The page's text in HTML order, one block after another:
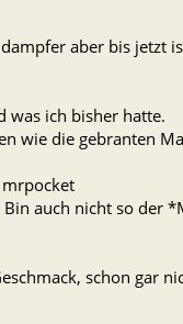
aber bis jetzt
was ich bisher hatte.
wie die gebranten
Bin auch nicht so der
schon gar